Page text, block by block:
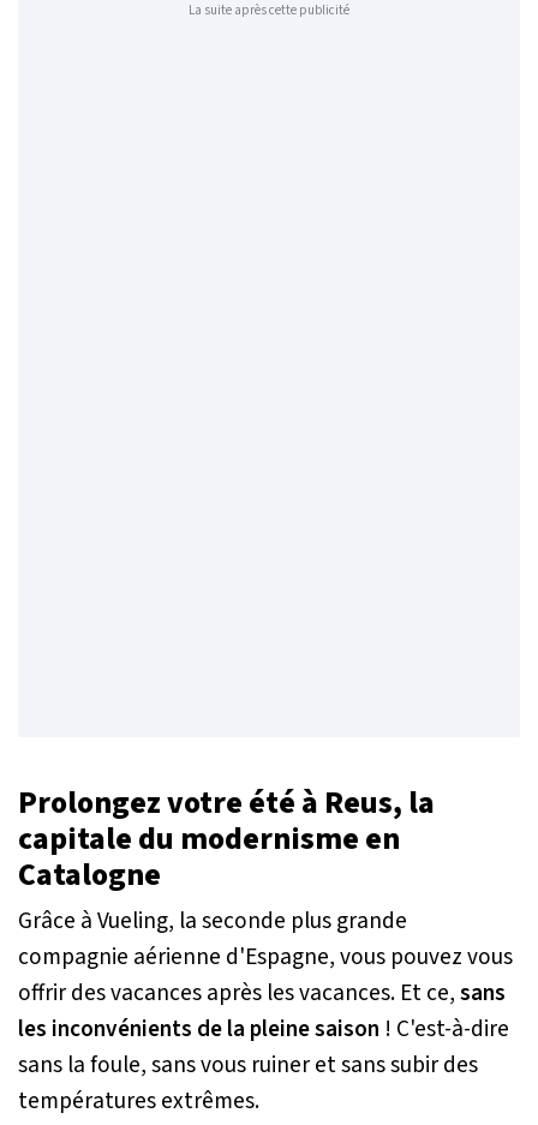
La suite après cette publicité
Prolongez votre été à Reus, la
capitale du modernisme en
Catalogne
Grâce à Vueling, la seconde plus grande
compagnie aérienne d'Espagne, vous pouvez vous
offrir des vacances après les vacances. Et ce,sans
les inconvénients de la pleine saison ! C'est-à-dire
sans la foule, sans vous ruiner et sans subir des
températures extrêmes.